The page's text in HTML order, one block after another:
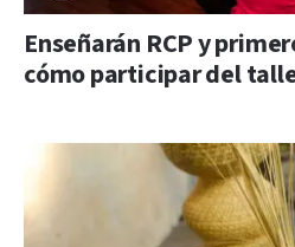
Enseñarán RCP y
cómo participar del